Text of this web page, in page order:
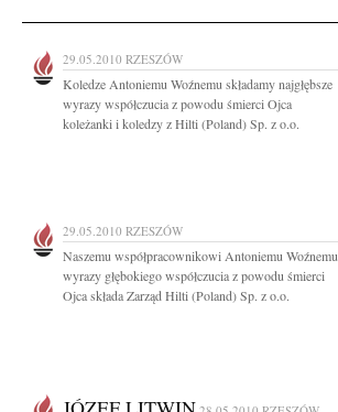
29.05.2010 RZESZÓW
Koledze Antoniemu Woźnemu składamy najgłębsze
wyrazy współczucia z powodu śmierci Ojca
koleżanki i koledzy z Hilti (Poland) Sp. z o.o.
29.05.2010 RZESZÓW
Naszemu współpracownikowi Antoniemu Woźnemu
wyrazy głębokiego współczucia z powodu śmierci
Ojca składa Zarząd Hilti (Poland) Sp. z o.o.